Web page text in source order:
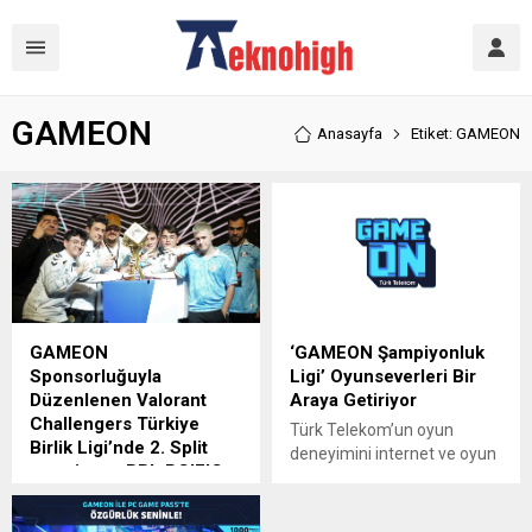
GAMEON Anasayfa Etiket: GAMEON
GAMEON
Sponsorluğuyla
Düzenlenen Valorant
Challengers Türkiye
Birlik Ligi’nde 2. Split
şampiyonu BBL PCIFIC
oldu
Türk Telekom’un oyun
‘GAMEON Şampiyonluk
Ligi’ Oyunseverleri Bir
Araya Getiriyor
Türk Telekom’un oyun
deneyimini internet ve oyun